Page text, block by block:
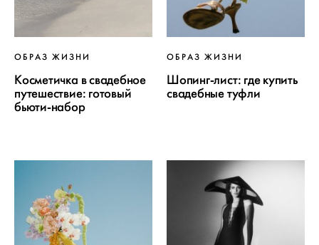
ОБРАЗ ЖИЗНИ
Косметичка в свадебное
путешествие: готовый
бьюти-набор
ОБРАЗ ЖИЗНИ
Шопинг-лист: где купить
свадебные туфли